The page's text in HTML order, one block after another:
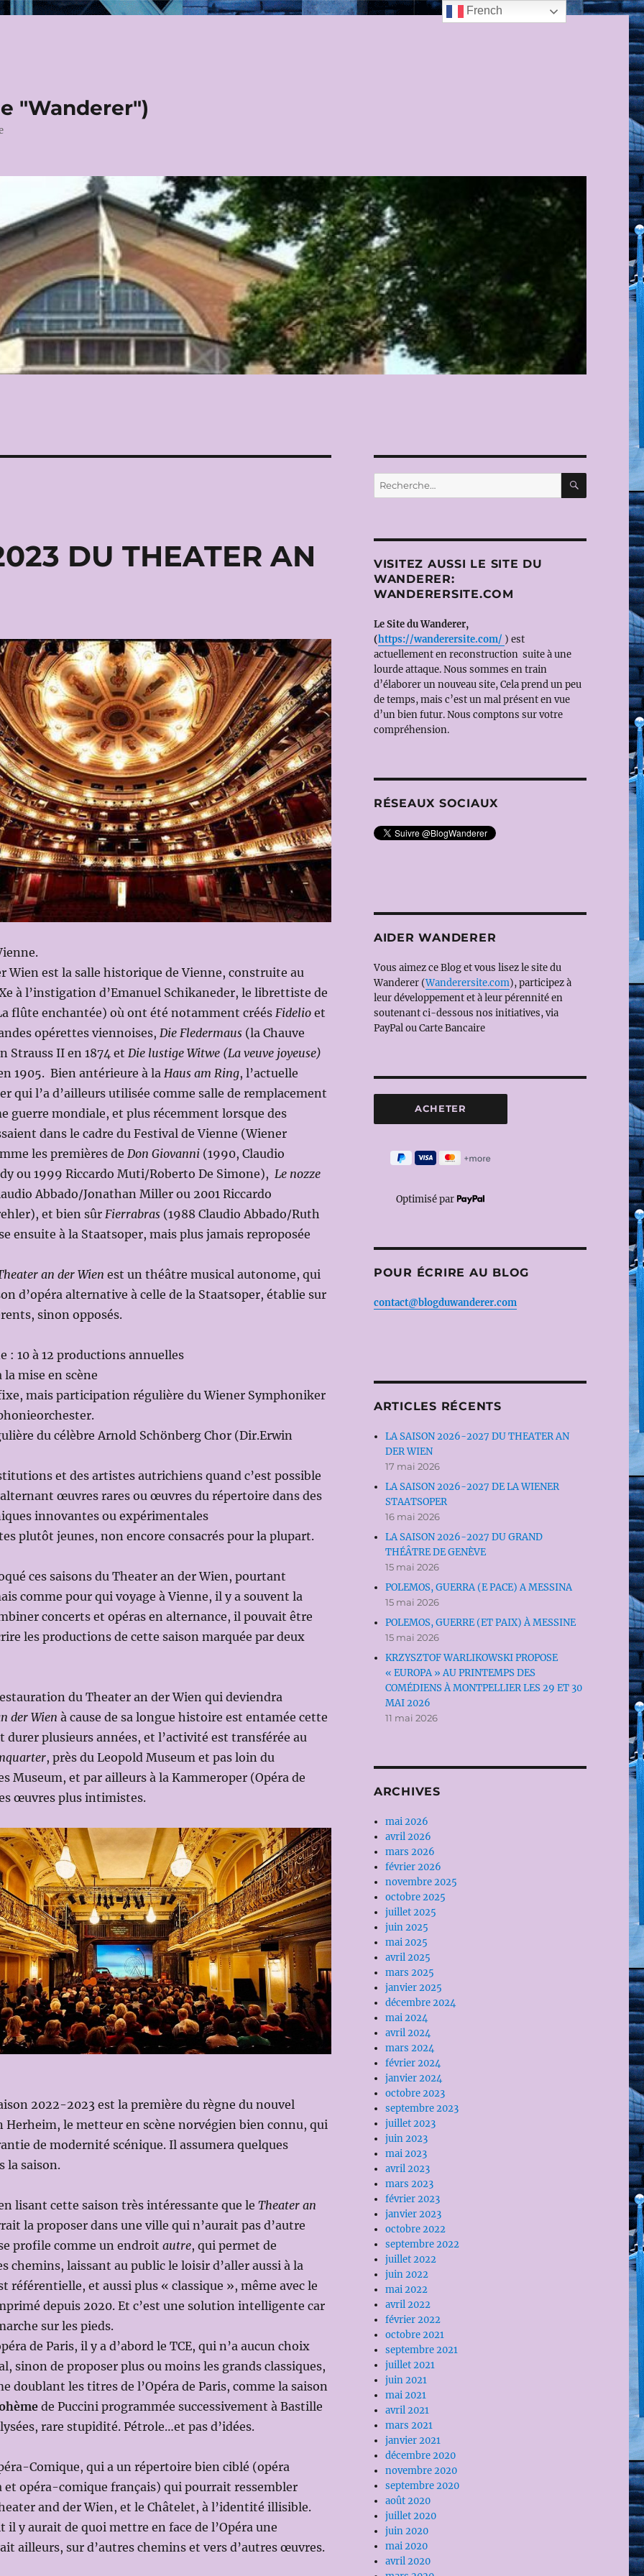
"Wanderer")
DU THEATER AN
Wien est la salle historique de Vienne, construite au
à l’instigation d’Emanuel Schikaneder, le librettiste de
flûte enchantée) où ont été notamment créés Fidelioet
opérettes viennoises, Die Fledermaus(la Chauve
Strauss II en 1874 et Die lustige Witwe (La veuve joyeuse)
1905. Bien antérieure à la Haus am Ring, l’actuelle
qui l’a d’ailleurs utilisée comme salle de remplacement
guerre mondiale, et plus récemment lorsque des
dans le cadre du Festival de Vienne (Wiener
les premières de Don Giovanni(1990, Claudio
ou 1999 Riccardo Muti/Roberto De Simone), Le nozze
Abbado/Jonathan Miller ou 2001 Riccardo
et bien sûr Fierrabras(1988 Claudio Abbado/Ruth
ensuite à la Staatsoper, mais plus jamais reproposée
an der Wien est un théâtre musical autonome, qui
d’opéra alternative à celle de la Staatsoper, établie sur
sinon opposés.
: 10 à 12 productions annuelles
mise en scène
mais participation régulière du Wiener Symphoniker
du célèbre Arnold Schönberg Chor (Dir.Erwin
et des artistes autrichiens quand c’est possible
œuvres rares ou œuvres du répertoire dans des
innovantes ou expérimentales
plutôt jeunes, non encore consacrés pour la plupart.
ces saisons du Theater an der Wien, pourtant
comme pour qui voyage à Vienne, il y a souvent la
concerts et opéras en alternance, il pouvait être
les productions de cette saison marquée par deux
du Theater an der Wien qui deviendra
der Wien à cause de sa longue histoire est entamée cette
durer plusieurs années, et l’activité est transférée au
, près du Leopold Museum et pas loin du
Museum, et par ailleurs à la Kammeroper (Opéra de
œuvres plus intimistes.
2022-2023 est la première du règne du nouvel
le metteur en scène norvégien bien connu, qui
de modernité scénique. Il assumera quelques
la saison.
lisant cette saison très intéressante que le Theater an
la proposer dans une ville qui n’aurait pas d’autre
profile comme un endroit autre, qui permet de
chemins, laissant au public le loisir d’aller aussi à la
référentielle, et aussi plus « classique », même avec le
depuis 2020. Et c’est une solution intelligente car
sur les pieds.
de Paris, il y a d’abord le TCE, qui n’a aucun choix
sinon de proposer plus ou moins les grands classiques,
doublant les titres de l’Opéra de Paris, comme la saison
de Puccini programmée successivement à Bastille
rare stupidité. Pétrole…et pas d’idées.
Comique, qui a un répertoire bien ciblé (opéra
et opéra-comique français) qui pourrait ressembler
and der Wien, et le Châtelet, à l’identité illisible.
il y aurait de quoi mettre en face de l’Opéra une
ailleurs, sur d’autres chemins et vers d’autres œuvres.
Recherche
pour :
VISITEZ AUSSI LE SITE DU
WANDERER:
WANDERERSITE.COM
Le Site du Wanderer,
(https://wanderersite.com/ ) est
actuellement en reconstruction suite à une
lourde attaque. Nous sommes en train
d’élaborer un nouveau site, Cela prend un peu
de temps, mais c’est un mal présent en vue
d’un bien futur. Nous comptons sur votre
compréhension.
RÉSEAUX SOCIAUX
AIDER WANDERER
Vous aimez ce Blog et vous lisez le site du
Wanderer (Wanderersite.com), participez à
leur développement et à leur pérennité en
soutenant ci-dessous nos initiatives, via
PayPal ou Carte Bancaire
Optimisé par
POUR ÉCRIRE AU BLOG
contact@blogduwanderer.com
ARTICLES RÉCENTS
LA SAISON 2026-2027 DU THEATER AN
DER WIEN
17 mai 2026
LA SAISON 2026-2027 DE LA WIENER
STAATSOPER
16 mai 2026
LA SAISON 2026-2027 DU GRAND
THÉÂTRE DE GENÈVE
15 mai 2026
POLEMOS, GUERRA (E PACE) A MESSINA
15 mai 2026
POLEMOS, GUERRE (ET PAIX) À MESSINE
15 mai 2026
KRZYSZTOF WARLIKOWSKI PROPOSE
« EUROPA » AU PRINTEMPS DES
COMÉDIENS À MONTPELLIER LES 29 ET 30
MAI 2026
11 mai 2026
ARCHIVES
mai 2026
avril 2026
mars 2026
février 2026
novembre 2025
octobre 2025
juillet 2025
juin 2025
mai 2025
avril 2025
mars 2025
janvier 2025
décembre 2024
mai 2024
avril 2024
mars 2024
février 2024
janvier 2024
octobre 2023
septembre 2023
juillet 2023
juin 2023
mai 2023
avril 2023
mars 2023
février 2023
janvier 2023
octobre 2022
septembre 2022
juillet 2022
juin 2022
mai 2022
avril 2022
février 2022
octobre 2021
septembre 2021
juillet 2021
juin 2021
mai 2021
avril 2021
mars 2021
janvier 2021
décembre 2020
novembre 2020
septembre 2020
août 2020
juillet 2020
juin 2020
mai 2020
avril 2020
French